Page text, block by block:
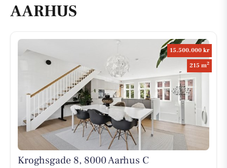
AARHUS
15.500.000 kr
215 m2
Kroghsgade 8, 8000 Aarhus C